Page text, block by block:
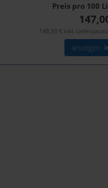
Preis pro 100
148,50 € inkl.
anzeigen